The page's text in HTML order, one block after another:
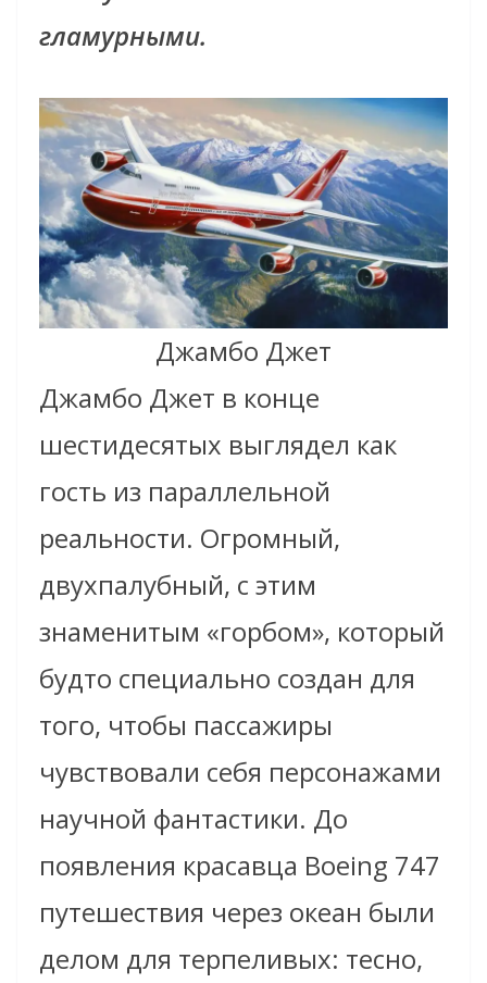
гламурными.
Джамбо Джет
Джамбо Джет в конце
шестидесятых выглядел как
гость из параллельной
реальности. Огромный,
двухпалубный, с этим
знаменитым «горбом», который
будто специально создан для
того, чтобы пассажиры
чувствовали себя персонажами
научной фантастики. До
появления красавца Boeing 747
путешествия через океан были
делом для терпеливых: тесно,